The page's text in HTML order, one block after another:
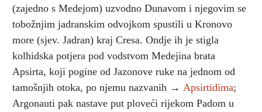
(zajedno s Medejom) uzvodno Dunavom i njegovim se
tobožnjim jadranskim odvojkom spustili u Kronovo
more (sjev. Jadran) kraj Cresa. Ondje ih je stigla
kolhidska potjera pod vodstvom Medejina brata
Apsirta, koji pogine od Jazonove ruke na jednom od
tamošnjih otoka, po njemu nazvanih → Apsirtidima;
Argonauti pak nastave put ploveći rijekom Padom u